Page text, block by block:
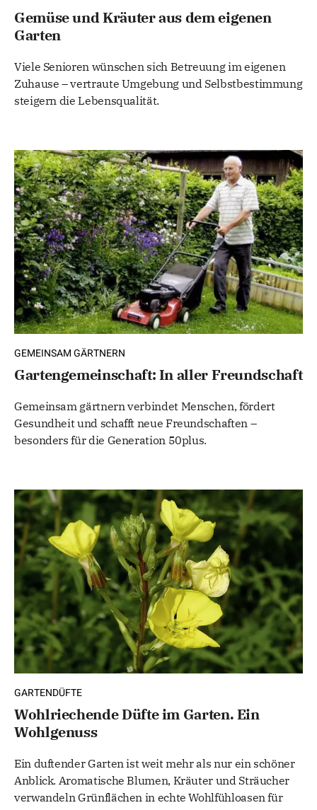
Gemüse und Kräuter aus dem eigenen
Garten
Viele Senioren wünschen sich Betreuung im eigenen
Zuhause – vertraute Umgebung und Selbstbestimmung
steigern die Lebensqualität.
GEMEINSAM GÄRTNERN
Gartengemeinschaft: In aller Freundschaft
Gemeinsam gärtnern verbindet Menschen, fördert
Gesundheit und schafft neue Freundschaften –
besonders für die Generation 50plus.
GARTENDÜFTE
Wohlriechende Düfte im Garten. Ein
Wohlgenuss
Ein duftender Garten ist weit mehr als nur ein schöner
Anblick. Aromatische Blumen, Kräuter und Sträucher
verwandeln Grünflächen in echte Wohlfühloasen für